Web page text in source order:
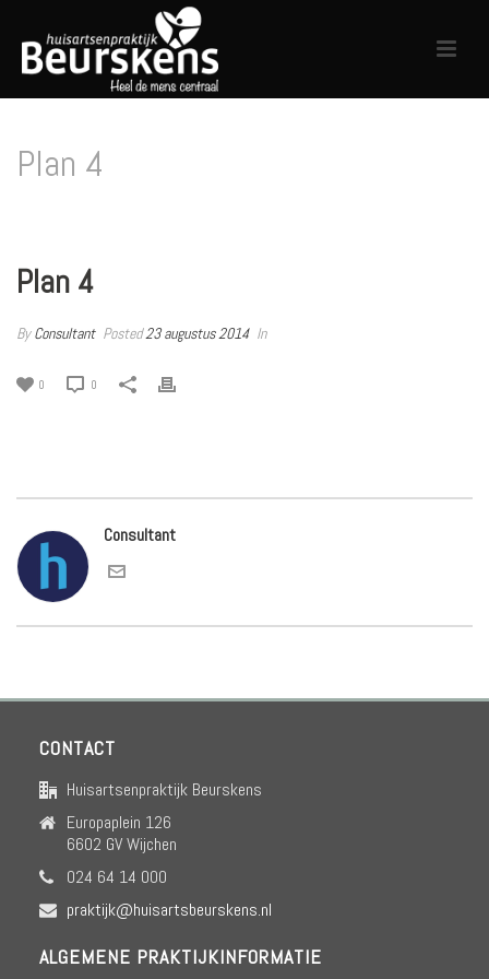
Plan 4
Plan 4
ByConsultant Posted23 augustus 2014 In
0 0
Consultant
CONTACT
Huisartsenpraktijk Beurskens
Europaplein 126
6602 GV Wijchen
024 64 14 000
praktijk@huisartsbeurskens.nl
ALGEMENE PRAKTIJKINFORMATIE